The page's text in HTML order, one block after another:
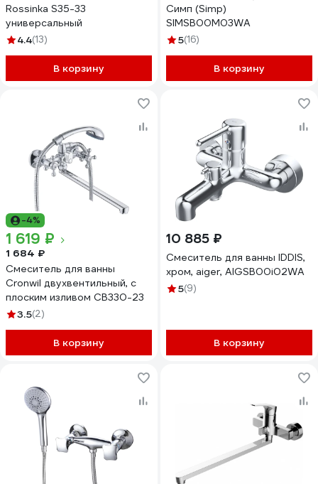
Rossinka S35-33
универсальный
4.4(13)
В корзину
Симп (Simp)
SIMSB00M03WA
5(16)
В корзину
-4%
1 619 ₽
1 684 ₽
Смеситель для ванны
Cronwil двухвентильный, с
плоским изливом CB330-23
3.5(2)
В корзину
10 885 ₽
Смеситель для ванны IDDIS,
хром, aiger, AIGSB00i02WA
5(9)
В корзину